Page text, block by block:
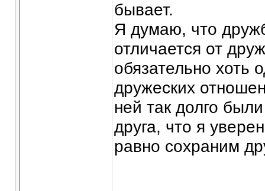
бывает.
Я думаю, что
отличается от
обязательно хоть
дружеских
ней так долго
друга, что я
равно сохраним